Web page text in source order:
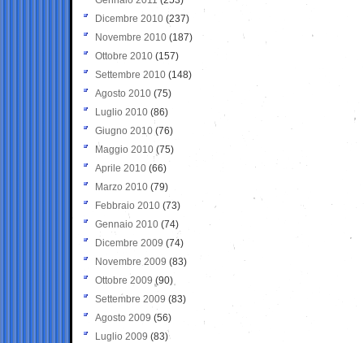
Dicembre 2010 (237)
Novembre 2010 (187)
Ottobre 2010 (157)
Settembre 2010 (148)
Agosto 2010 (75)
Luglio 2010 (86)
Giugno 2010 (76)
Maggio 2010 (75)
Aprile 2010 (66)
Marzo 2010 (79)
Febbraio 2010 (73)
Gennaio 2010 (74)
Dicembre 2009 (74)
Novembre 2009 (83)
Ottobre 2009 (90)
Settembre 2009 (83)
Agosto 2009 (56)
Luglio 2009 (83)